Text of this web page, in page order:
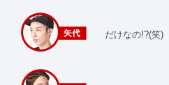
だけなの!?(笑)